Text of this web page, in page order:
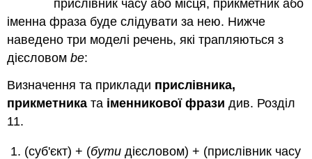
прислівник часу або місця, прикметник або
іменна фраза буде слідувати за нею. Нижче
наведено три моделі речень, які трапляються з
дієсловомbe:
Визначення та приклади прислівника,
прикметника та іменникової фрази див. Розділ
11.
(суб'єкт) + (бути дієсловом) + (прислівник часу